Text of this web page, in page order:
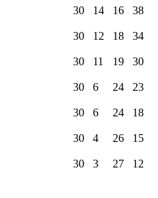
30 14 16 38
30 12 18 34
30 11 19 30
30 6 24 23
30 6 24 18
30 4 26 15
30 3 27 12